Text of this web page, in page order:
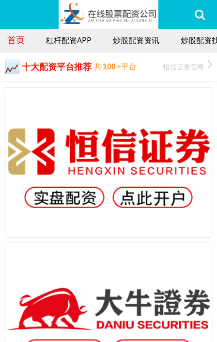
首页 杠杆配资APP 炒股配资资讯 炒股配资
十大配资平台推荐 共100+平台 恒信证券官网